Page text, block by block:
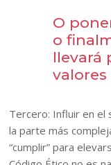
O
o
llevará
Tercero: Influir en el
la parte más
“cumplir” para